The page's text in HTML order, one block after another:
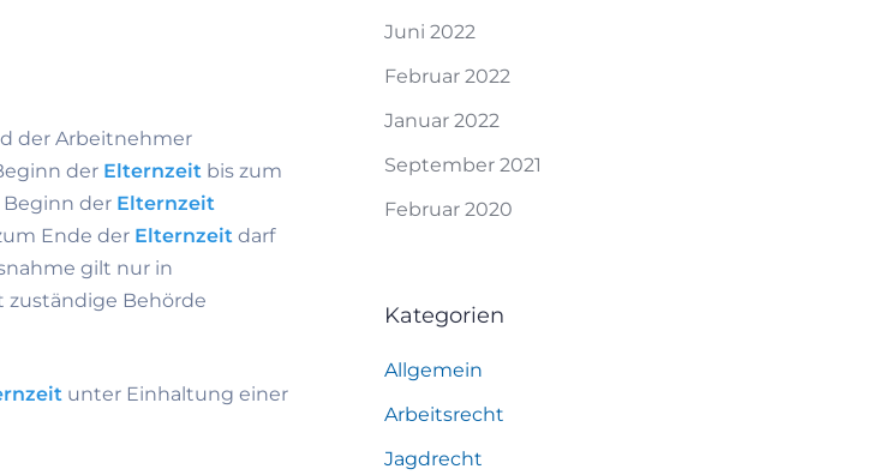
der Arbeitnehmer
der Elternzeit bis zum
der Elternzeit
Ende der Elternzeit darf
gilt nur in
zuständige Behörde
unter Einhaltung einer
Juni 2022
Februar 2022
Januar 2022
September 2021
Februar 2020
Kategorien
Allgemein
Arbeitsrecht
Jagdrecht